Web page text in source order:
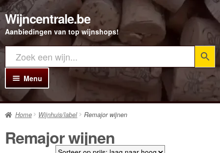
Ga
door
naar
navigatie
Ga
direct
naar
inhoud
Wijncentrale.be
Aanbiedingen van top wijnshops!
Menu
Home
Alle Wijnen
Rode wijn
Home Wijnhuis/label Remajor wijnen
Remajor wijnen